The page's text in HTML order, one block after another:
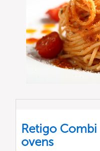
Retigo Combi
ovens